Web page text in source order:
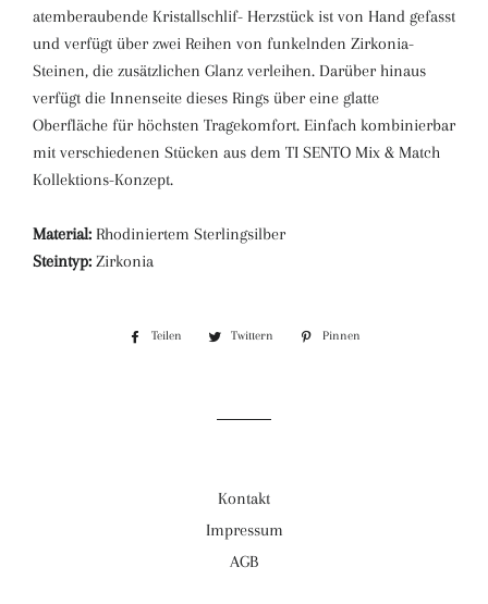
atemberaubende Kristallschlif- Herzstück ist von Hand gefasst
und verfügt über zwei Reihen von funkelnden Zirkonia-
Steinen, die zusätzlichen Glanz verleihen. Darüber hinaus
verfügt die Innenseite dieses Rings über eine glatte
Oberfläche für höchsten Tragekomfort. Einfach kombinierbar
mit verschiedenen Stücken aus dem TI SENTO Mix & Match
Kollektions-Konzept.
Material: Rhodiniertem Sterlingsilber
Steintyp: Zirkonia
Teilen
Auf
Twittern
Auf
Pinnen
Kontakt
Impressum
AGB